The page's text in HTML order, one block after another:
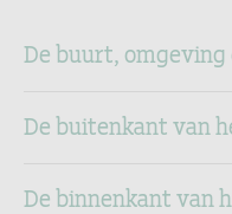
De buurt,
De buitenkant van
De binnenkant van